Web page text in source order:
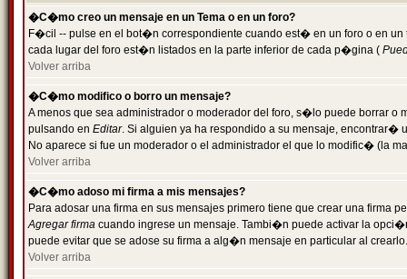
�C�mo creo un mensaje en un Tema o en un foro?
F�cil -- pulse en el bot�n correspondiente cuando est� en un foro o en
cada lugar del foro est�n listados en la parte inferior de cada p�gina (
Volver arriba
�C�mo modifico o borro un mensaje?
A menos que sea administrador o moderador del foro, s�lo puede borrar o
pulsando en Editar. Si alguien ya ha respondido a su mensaje, encontrar�
No aparece si fue un moderador o el administrador el que lo modific� (la
Volver arriba
�C�mo adoso mi firma a mis mensajes?
Para adosar una firma en sus mensajes primero tiene que crear una firma
Agregar firma cuando ingrese un mensaje. Tambi�n puede activar la
puede evitar que se adose su firma a alg�n mensaje en particular al crearlo.
Volver arriba